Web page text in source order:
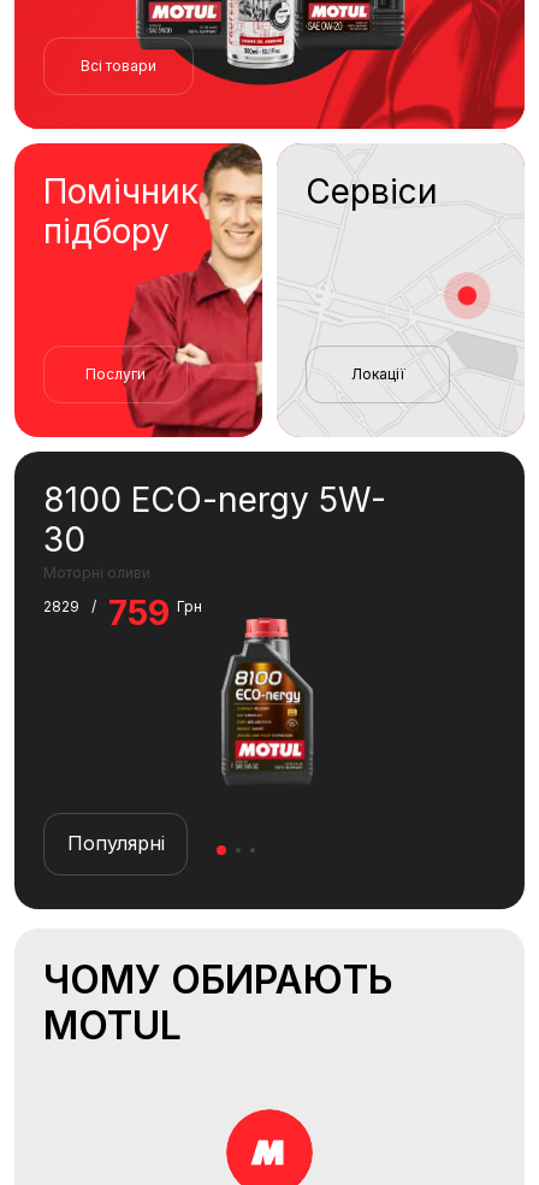
Всі товари
Помічник
підбору
Послуги
Сервіси
Локації
8100 ECO-nergy 5W-
30
Моторні оливи
2829
/ 759 Грн
Популярні
ЧОМУ ОБИРАЮТЬ
MOTUL